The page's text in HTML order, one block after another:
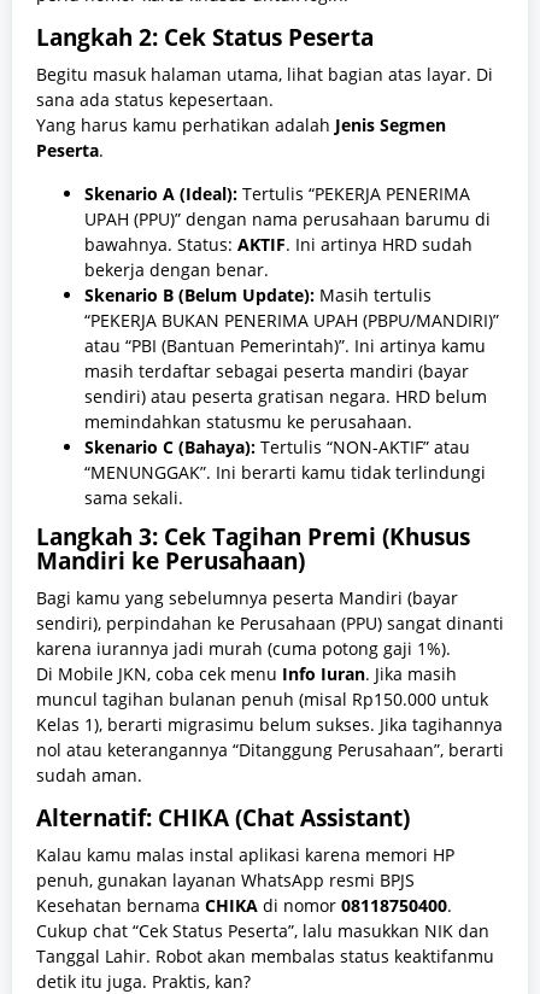
Langkah 2: Cek Status Peserta
Begitu masuk halaman utama, lihat bagian atas layar. Di
sana ada status kepesertaan.
Yang harus kamu perhatikan adalah Jenis Segmen
Peserta.
Skenario A (Ideal): Tertulis “PEKERJA PENERIMA
UPAH (PPU)” dengan nama perusahaan barumu di
bawahnya. Status: AKTIF. Ini artinya HRD sudah
bekerja dengan benar.
Skenario B (Belum Update): Masih tertulis
“PEKERJA BUKAN PENERIMA UPAH (PBPU/MANDIRI)”
atau “PBI (Bantuan Pemerintah)”. Ini artinya kamu
masih terdaftar sebagai peserta mandiri (bayar
sendiri) atau peserta gratisan negara. HRD belum
memindahkan statusmu ke perusahaan.
Skenario C (Bahaya): Tertulis “NON-AKTIF” atau
“MENUNGGAK”. Ini berarti kamu tidak terlindungi
sama sekali.
Langkah 3: Cek Tagihan Premi (Khusus
Mandiri ke Perusahaan)
Bagi kamu yang sebelumnya peserta Mandiri (bayar
sendiri), perpindahan ke Perusahaan (PPU) sangat dinanti
karena iurannya jadi murah (cuma potong gaji 1%).
Di Mobile JKN, coba cek menu Info Iuran. Jika masih
muncul tagihan bulanan penuh (misal Rp150.000 untuk
Kelas 1), berarti migrasimu belum sukses. Jika tagihannya
nol atau keterangannya “Ditanggung Perusahaan”, berarti
sudah aman.
Alternatif: CHIKA (Chat Assistant)
Kalau kamu malas instal aplikasi karena memori HP
penuh, gunakan layanan WhatsApp resmi BPJS
Kesehatan bernama CHIKA di nomor 08118750400.
Cukup chat “Cek Status Peserta”, lalu masukkan NIK dan
Tanggal Lahir. Robot akan membalas status keaktifanmu
detik itu juga. Praktis, kan?